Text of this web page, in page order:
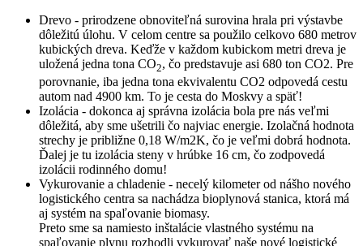
Drevo - prirodzene obnoviteľná surovina hrala pri výstavbe
dôležitú úlohu. V celom centre sa použilo celkovo 680 metrov
kubických dreva. Keďže v každom kubickom metri dreva je
uložená jedna tona CO2, čo predstavuje asi 680 ton CO2. Pre
porovnanie, iba jedna tona ekvivalentu CO2 odpovedá cestu
autom nad 4900 km. To je cesta do Moskvy a späť!
Izolácia - dokonca aj správna izolácia bola pre nás veľmi
dôležitá, aby sme ušetrili čo najviac energie. Izolačná hodnota
strechy je približne 0,18 W/m2K, čo je veľmi dobrá hodnota.
Ďalej je tu izolácia steny v hrúbke 16 cm, čo zodpovedá
izolácii rodinného domu!
Vykurovanie a chladenie - necelý kilometer od nášho nového
logistického centra sa nachádza bioplynová stanica, ktorá má
aj systém na spaľovanie biomasy.
Preto sme sa namiesto inštalácie vlastného systému na
spaľovanie plynu rozhodli vykurovať naše nové logistické